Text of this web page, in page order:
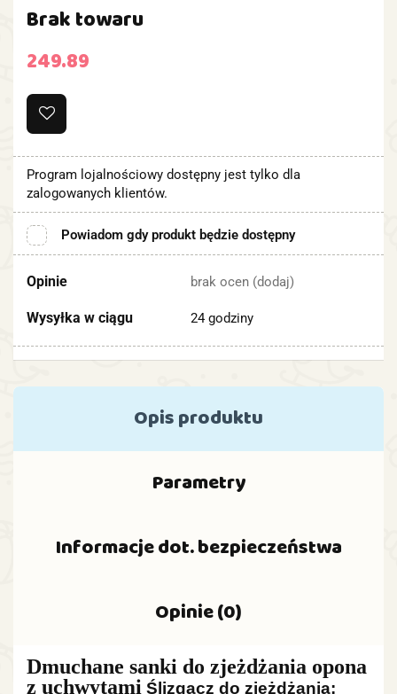
Brak towaru
249.89
Program lojalnościowy dostępny jest tylko dla
zalogowanych klientów.
Powiadom gdy produkt będzie dostępny
Opinie brak ocen (dodaj)
Wysyłka w ciągu 24 godziny
Opis produktu
Parametry
Informacje dot. bezpieczeństwa
Opinie (0)
Dmuchane sanki do zjeżdżania opona
z uchwytami Ślizgacz do zjeżdżania: